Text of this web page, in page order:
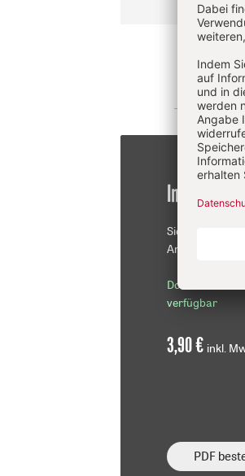
Im
Sie erhalten
Artikel als PDF-
Download sofort
verfügbar
3,90 € inkl.
PDF